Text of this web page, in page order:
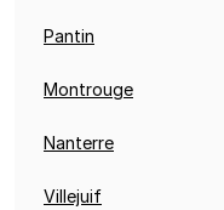
Pantin
Montrouge
Nanterre
Villejuif